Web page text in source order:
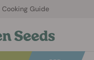
Cooking Guide